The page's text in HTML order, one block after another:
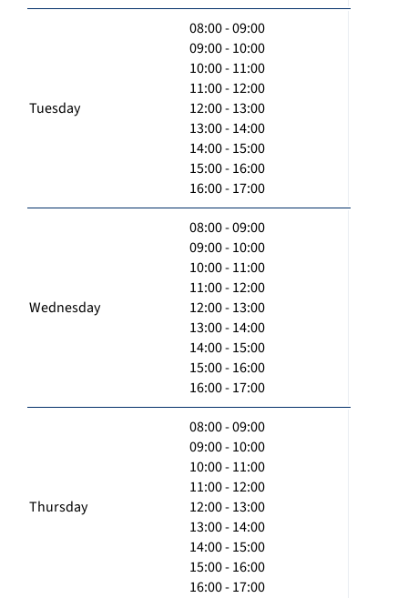
Tuesday
08:00 - 09:00
09:00 - 10:00
10:00 - 11:00
11:00 - 12:00
12:00 - 13:00
13:00 - 14:00
14:00 - 15:00
15:00 - 16:00
16:00 - 17:00
Wednesday
08:00 - 09:00
09:00 - 10:00
10:00 - 11:00
11:00 - 12:00
12:00 - 13:00
13:00 - 14:00
14:00 - 15:00
15:00 - 16:00
16:00 - 17:00
Thursday
08:00 - 09:00
09:00 - 10:00
10:00 - 11:00
11:00 - 12:00
12:00 - 13:00
13:00 - 14:00
14:00 - 15:00
15:00 - 16:00
16:00 - 17:00